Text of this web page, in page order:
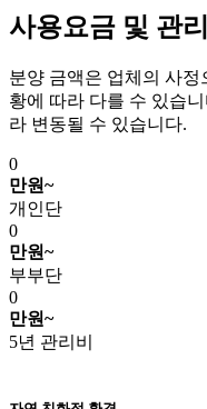
사용요금 및 관리
분양 금액은 업체의 사
황에 따라 다를 수 있습
라 변동될 수 있습니다.
0
만원~
개인단
0
만원~
부부단
0
만원~
5년 관리비